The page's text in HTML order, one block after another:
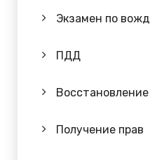
Экзамен по
ПДД
Восстановление
Получение прав